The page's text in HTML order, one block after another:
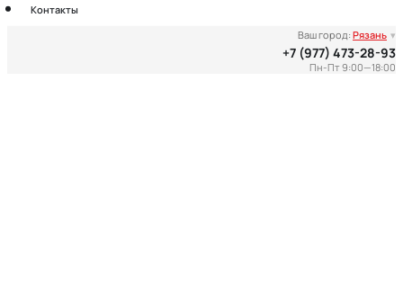
Ваш город: Рязань ▾
+7 (977) 473-28-93
Пн-Пт 9:00—18:00
Контакты